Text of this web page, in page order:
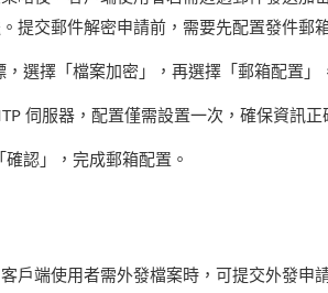
提交郵件解密申請前，需要先配置發件郵
選擇「檔案加密」，再選擇「郵箱配置」
伺服器，配置僅需設置一次，確保資訊正
認」，完成郵箱配置。
戶端使用者需外發檔案時，可提交外發申